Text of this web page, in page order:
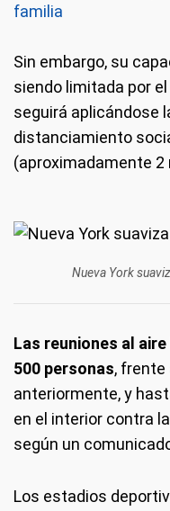
familia
Sin embargo, su
siendo limitada por
seguirá aplicándose
distanciamiento
(aproximadamente
Nueva York
Las reuniones al
500 personas, frente
anteriormente, y
en el interior contra
según un
Los estadios